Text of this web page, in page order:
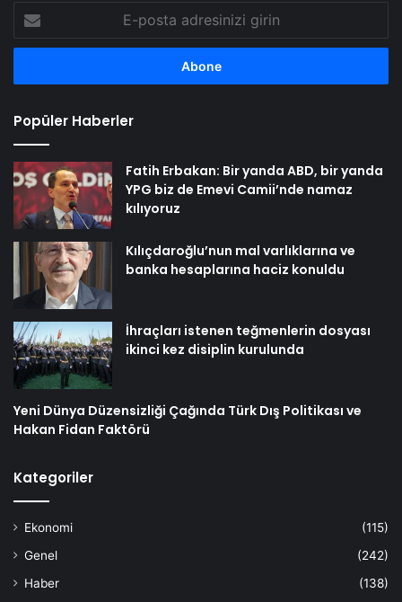
posta
adresinizi
Popüler Haberler
Fatih Erbakan: Bir yanda ABD, bir yanda
YPG biz de Emevi Camii’nde namaz
kılıyoruz
Kılıçdaroğlu’nun mal varlıklarına ve
banka hesaplarına haciz konuldu
İhraçları istenen teğmenlerin dosyası
ikinci kez disiplin kurulunda
Yeni Dünya Düzensizliği Çağında Türk Dış Politikası ve
Hakan Fidan Faktörü
Kategoriler
Ekonomi
(115)
Genel
(242)
Haber
(138)